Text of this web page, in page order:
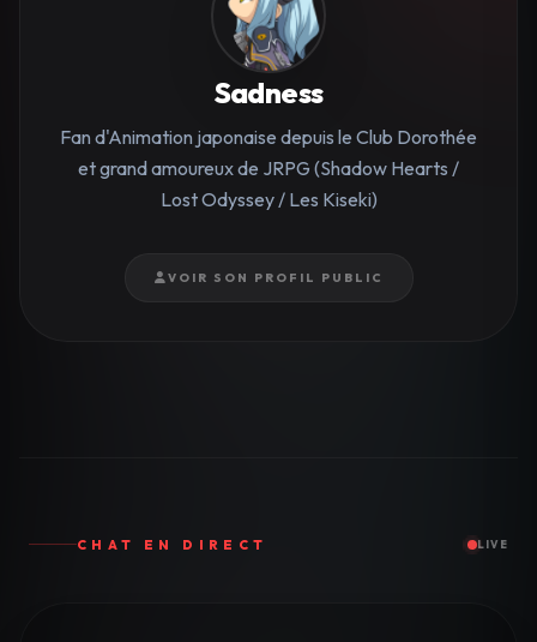
Sadness
Fan d'Animation japonaise depuis le Club Dorothée
et grand amoureux de JRPG (Shadow Hearts /
Lost Odyssey / Les Kiseki)
VOIR SON PROFIL PUBLIC
CHAT EN DIRECT LIVE